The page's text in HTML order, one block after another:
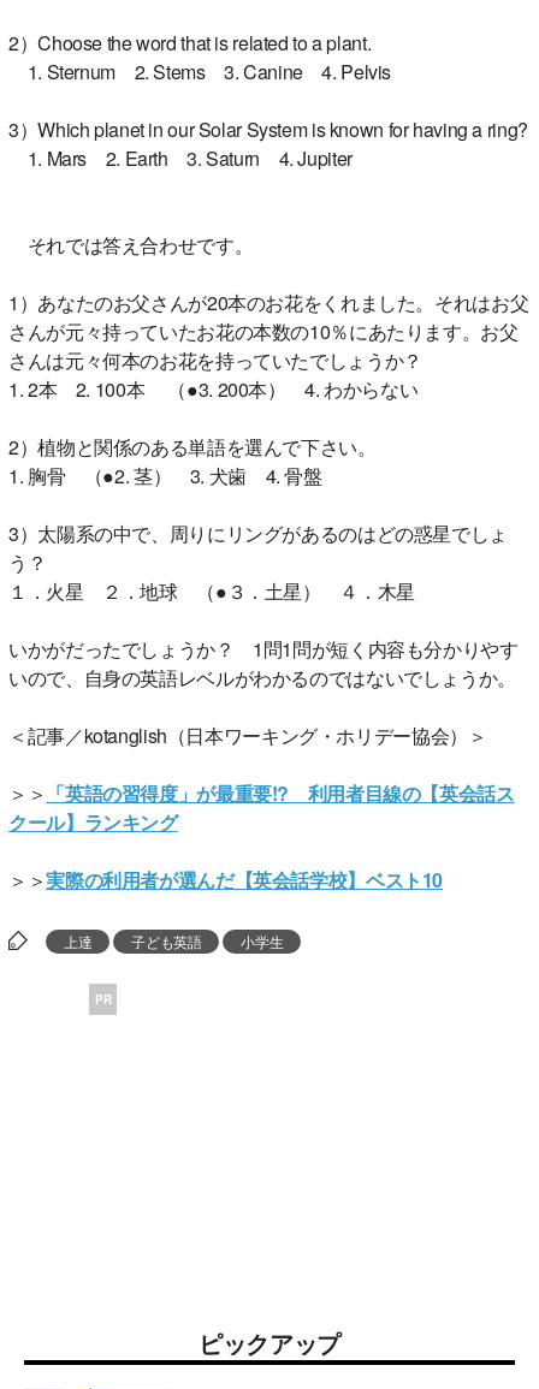
2）Choose the word that is related to a plant.
1. Sternum 2. Stems 3. Canine 4. Pelvis
3）Which planet in our Solar System is known for having a ring?
1. Mars 2. Earth 3. Saturn 4. Jupiter
それでは答え合わせです。
1）あなたのお父さんが20本のお花をくれました。それはお父
さんが元々持っていたお花の本数の10％にあたります。お父
さんは元々何本のお花を持っていたでしょうか？
1. 2本 2. 100本 （●3. 200本） 4. わからない
2）植物と関係のある単語を選んで下さい。
1. 胸骨 （●2. 茎） 3. 犬歯 4. 骨盤
3）太陽系の中で、周りにリングがあるのはどの惑星でしょ
う？
１．火星 ２．地球 （●３．土星） ４．木星
いかがだったでしょうか？ 1問1問が短く内容も分かりやす
いので、自身の英語レベルがわかるのではないでしょうか。
＜記事／kotanglish（日本ワーキング・ホリデー協会）＞
＞＞ 「英語の習得度」が最重要!? 利用者目線の【英会話ス
クール】ランキング
＞＞実際の利用者が選んだ【英会話学校】ベスト10
上達 子ども英語 小学生
PR
ピックアップ